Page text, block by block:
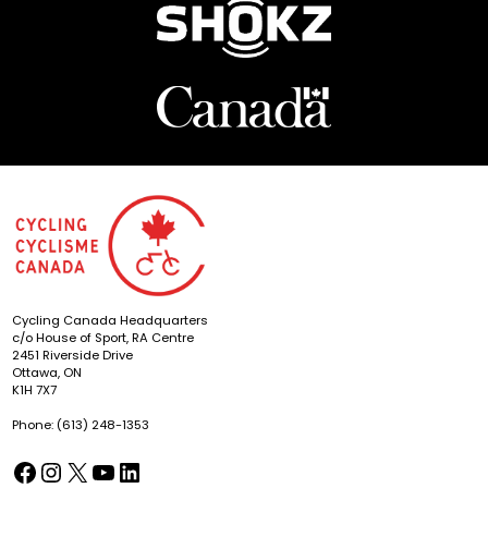
Cycling Canada Headquarters
c/o House of Sport, RA Centre
2451 Riverside Drive
Ottawa, ON
K1H 7X7
Phone: (613) 248-1353
Facebook(opens in a new tab) Instagram
(opens in a new tab) X
(opens in a new tab) YouTube
(opens in a new tab) LinkedIn
(opens in a new tab)